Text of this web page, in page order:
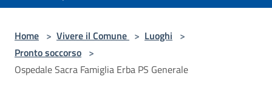
Home > Vivere il Comune > Luoghi >
Pronto soccorso >
Ospedale Sacra Famiglia Erba PS Generale